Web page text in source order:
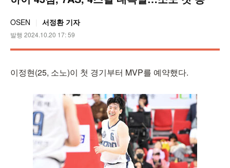
OSEN 서정환 기자
발행 2024.10.20 17: 59
이정현(25, 소노)이 첫 경기부터 MVP를 예약했다.